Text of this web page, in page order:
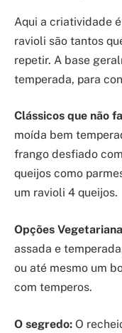
Aqui a criatividade
ravioli são tantos
repetir. A base
temperada, para
Clássicos que não
moída bem
frango desfiado
queijos como
um ravioli 4 queijos.
Opções
assada e
ou até mesmo um
com temperos.
O segredo: O